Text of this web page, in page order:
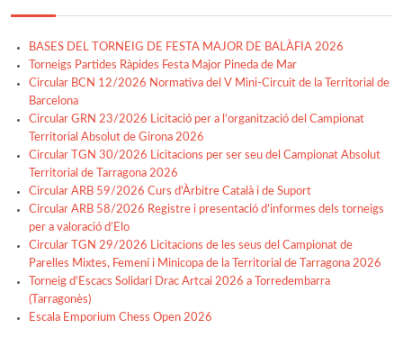
BASES DEL TORNEIG DE FESTA MAJOR DE BALÀFIA 2026
Torneigs Partides Ràpides Festa Major Pineda de Mar
Circular BCN 12/2026 Normativa del V Mini-Circuit de la Territorial de
Barcelona
Circular GRN 23/2026 Licitació per a l’organització del Campionat
Territorial Absolut de Girona 2026
Circular TGN 30/2026 Licitacions per ser seu del Campionat Absolut
Territorial de Tarragona 2026
Circular ARB 59/2026 Curs d'Àrbitre Català i de Suport
Circular ARB 58/2026 Registre i presentació d’informes dels torneigs
per a valoració d’Elo
Circular TGN 29/2026 Licitacions de les seus del Campionat de
Parelles Mixtes, Femení i Minicopa de la Territorial de Tarragona 2026
Torneig d'Escacs Solidari Drac Artcai 2026 a Torredembarra
(Tarragonès)
Escala Emporium Chess Open 2026